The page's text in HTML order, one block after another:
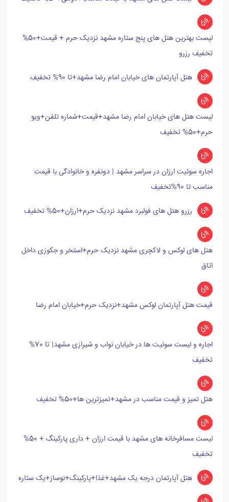
لیست بهترین هتل های پنج ستاره مشهد نزدیک حرم + قیمت+50%
تخفیف رزرو
هتل آپارتمان های خیابان امام رضا مشهد+تا 90% تخفیف
لیست هتل های خیابان امام رضا مشهد+قیمت+شماره تلفن+ویو
حرم+50% تخفیف
اجاره سوئیت ارزان در سراسر مشهد | دونفره و خانوادگی با قیمت
مناسب تا 90%تخفیف
رزرو هتل های فولبرد مشهد نزدیک حرم+ارزان+50% تخفیف
هتل های لوکس و لاکچری مشهد نزدیک حرم+استخر و جکوزی داخل
اتاق
قیمت هتل آپارتمان لوکس مشهد+نزدیک حرم+خیابان امام رضا
اجاره و لیست سوئیت ها در خیابان نواب و شیرازی مشهد| تا 70%
تخفیف
هتل تمیز و قیمت مناسب در مشهد+تمیزترین ها+50% تخفیف
لیست مسافرخانه های مشهد با قیمت ارزان + داری پارکینگ + 50%
تخفیف
هتل آپارتمان درجه یک مشهد+غذا+پارکینگ+نوساز+یک ستاره